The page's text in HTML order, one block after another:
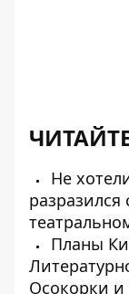
Не
разразился
Планы
Осокорки и